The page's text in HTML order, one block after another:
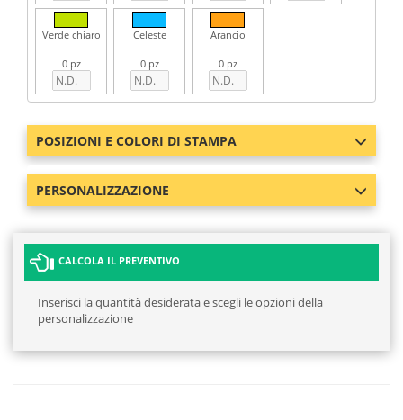
Verde chiaro
0 pz
Celeste
0 pz
Arancio
0 pz
POSIZIONI E COLORI DI STAMPA
PERSONALIZZAZIONE
CALCOLA IL PREVENTIVO
Inserisci la quantità desiderata e scegli le opzioni della
personalizzazione